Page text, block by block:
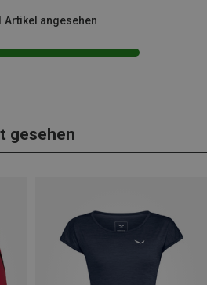
Artikel angesehen
gesehen